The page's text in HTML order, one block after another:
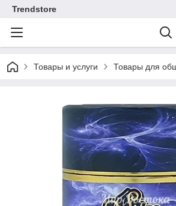
Trendstore
Товары и услуги Товары для